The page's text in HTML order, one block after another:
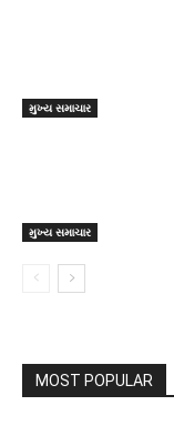
મુખ્ય સમાચાર
મુખ્ય સમાચાર
MOST POPULAR